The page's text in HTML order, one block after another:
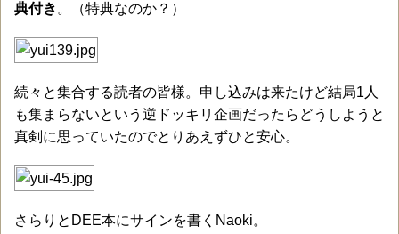
典付き 。（特典なのか？）
続々と集合する読者の皆様。申し込みは来たけど結局1人
も集まらないという逆ドッキリ企画だったらどうしようと
真剣に思っていたのでとりあえずひと安心。
さらりとDEE本にサインを書くNaoki。